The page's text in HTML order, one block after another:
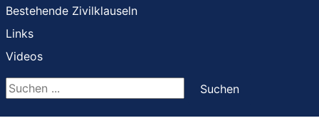
Bestehende Zivilklauseln
Links
Videos
Suchen ...
Suchen